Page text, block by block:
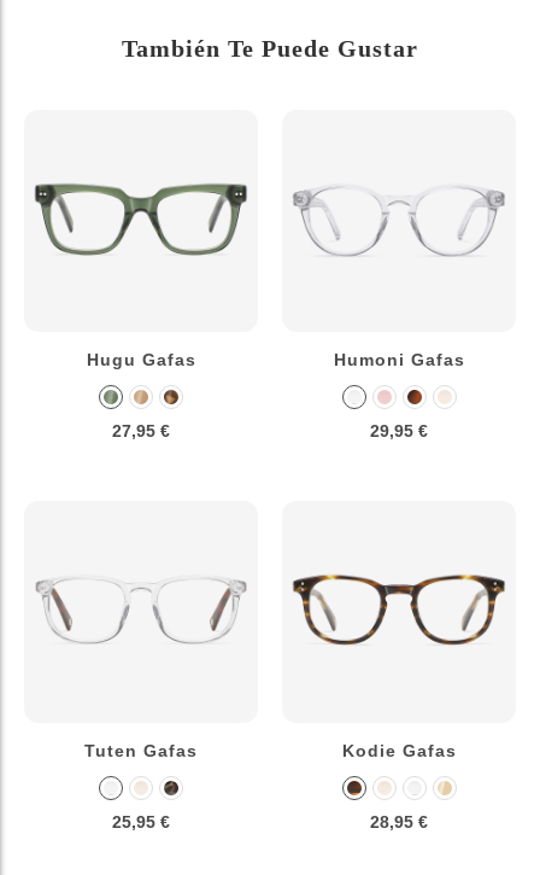
También Te Puede Gustar
Hugu Gafas
27,95 €
Humoni Gafas
29,95 €
Tuten Gafas
25,95 €
Kodie Gafas
28,95 €